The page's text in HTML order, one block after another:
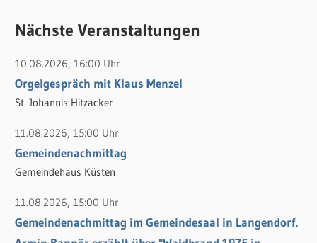
h
n
n
a
c
h
:
Nächste Veranstaltungen
10.08.2026, 16:00 Uhr
Orgelgespräch mit Klaus Menzel
St. Johannis Hitzacker
11.08.2026, 15:00 Uhr
Gemeindenachmittag
Gemeindehaus Küsten
11.08.2026, 15:00 Uhr
Gemeindenachmittag im Gemeindesaal in Langendorf.